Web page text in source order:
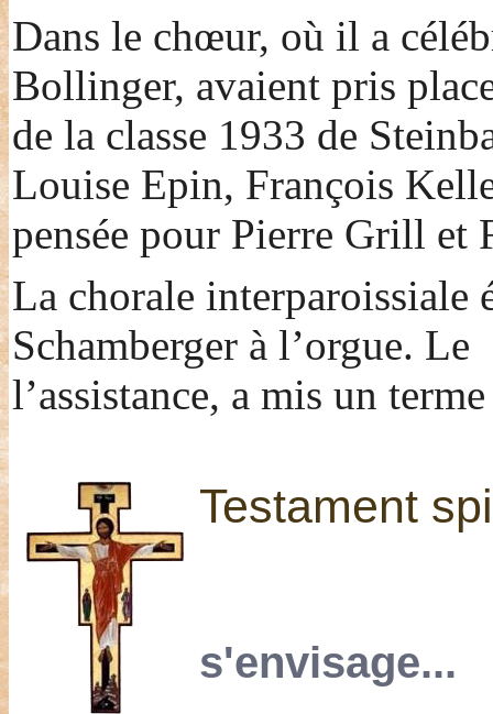
Dans le chœur, où il a
Bollinger, avaient pris
de la classe 1933 de
Louise Epin, François
pensée pour Pierre Grill et
La chorale
Schamberger à l’orgue. Le
l’assistance, a mis un
Testament
s'envisage...